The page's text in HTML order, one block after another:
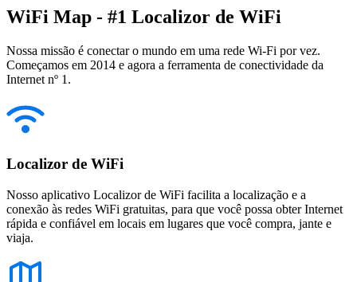
WiFi Map - #1 Localizor de WiFi
Nossa missão é conectar o mundo em uma rede Wi-Fi por vez.
Começamos em 2014 e agora a ferramenta de conectividade da
Internet nº 1.
Localizor de WiFi
Nosso aplicativo Localizor de WiFi facilita a localização e a
conexão às redes WiFi gratuitas, para que você possa obter Internet
rápida e confiável em locais em lugares que você compra, jante e
viaja.